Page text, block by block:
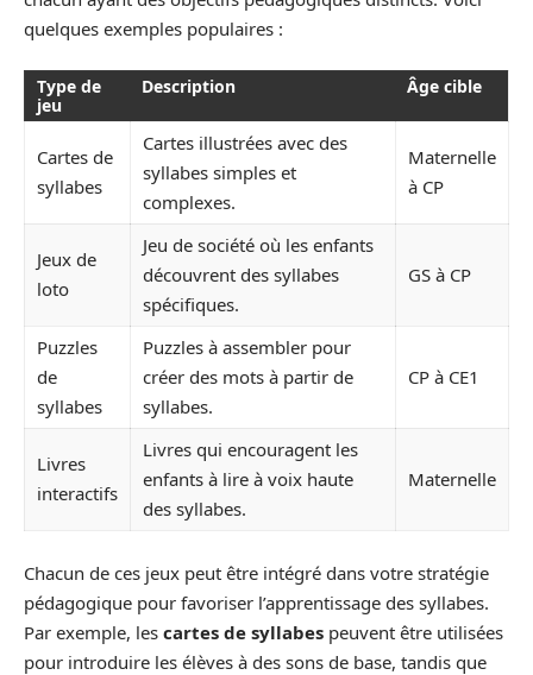
quelques exemples populaires :
Type de
jeu
Description Âge cible
Cartes de
syllabes
Cartes illustrées avec des
syllabes simples et
complexes.
Maternelle
à CP
Jeux de
loto
Jeu de société où les enfants
découvrent des syllabes
spécifiques.
GS à CP
Puzzles
de
syllabes
Puzzles à assembler pour
créer des mots à partir de
syllabes.
CP à CE1
Livres
interactifs
Livres qui encouragent les
enfants à lire à voix haute
des syllabes.
Maternelle
Chacun de ces jeux peut être intégré dans votre stratégie
pédagogique pour favoriser l’apprentissage des syllabes.
Par exemple, les cartes de syllabes peuvent être utilisées
pour introduire les élèves à des sons de base, tandis que